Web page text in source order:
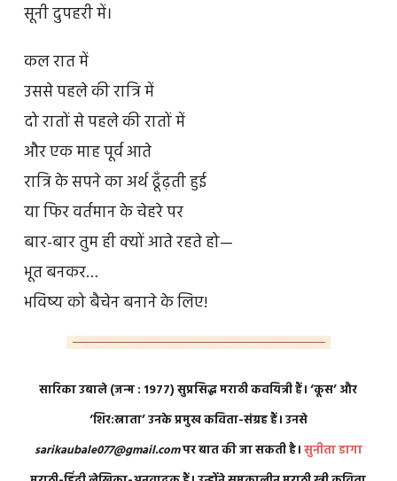
सूनी दुपहरी में।
कल रात में
उससे पहले की रात्रि में
दो रातों से पहले की रातों में
और एक माह पूर्व आते
रात्रि के सपने का अर्थ ढूँढ़ती हुई
या फिर वर्तमान के चेहरे पर
बार-बार तुम ही क्यों आते रहते हो—
भूत बनकर…
भविष्य को बैचेन बनाने के लिए!
सारिका उबाले (जन्म : 1977) सुप्रसिद्ध मराठी कवयित्री हैं। ‘कूस’ और
‘शिर:स्नाता’ उनके प्रमुख कविता-संग्रह हैं। उनसे
sarikaubale077@gmail.comपर बात की जा सकती है।सुनीता डागा